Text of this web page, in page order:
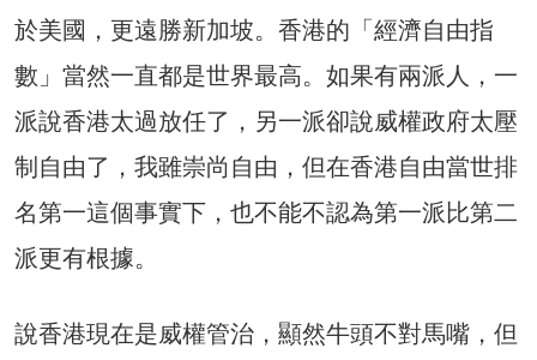
於美國，更遠勝新加坡。香港的「經濟自由指
數」當然一直都是世界最高。如果有兩派人，一
派說香港太過放任了，另一派卻說威權政府太壓
制自由了，我雖崇尚自由，但在香港自由當世排
名第一這個事實下，也不能不認為第一派比第二
派更有根據。
說香港現在是威權管治，顯然牛頭不對馬嘴，但